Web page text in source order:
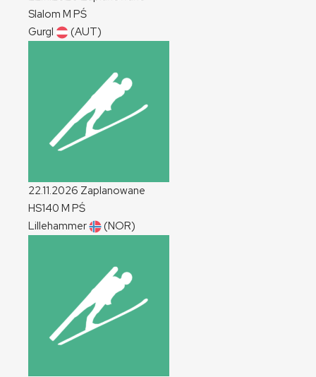
Slalom M PŚ
Gurgl
(AUT)
22.11.2026 Zaplanowane
HS140 M PŚ
Lillehammer
(NOR)